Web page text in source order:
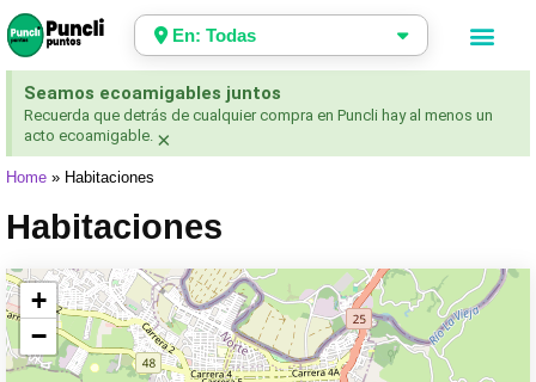
En: Todas
Seamos ecoamigables juntos
Recuerda que detrás de cualquier compra en Puncli hay al menos un
acto ecoamigable. ×
Home » Habitaciones
Habitaciones
+
−